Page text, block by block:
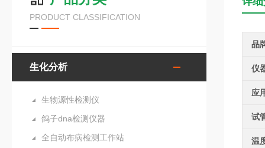
PRODUCT CLASSIFICATION
生化分析
生物源性检测仪
鸽子dna检测仪器
全自动布病检测工作站
品
仪
应
试
温